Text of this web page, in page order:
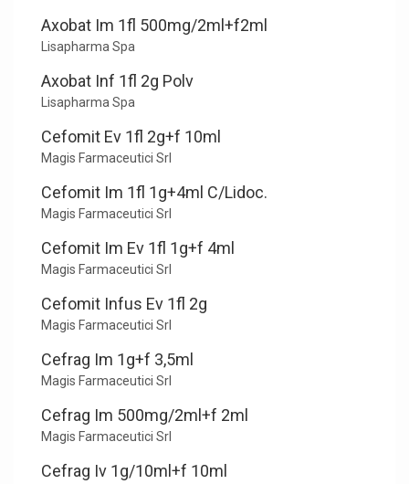
Axobat Im 1fl 500mg/2ml+f2ml
Lisapharma Spa
Axobat Inf 1fl 2g Polv
Lisapharma Spa
Cefomit Ev 1fl 2g+f 10ml
Magis Farmaceutici Srl
Cefomit Im 1fl 1g+4ml C/Lidoc.
Magis Farmaceutici Srl
Cefomit Im Ev 1fl 1g+f 4ml
Magis Farmaceutici Srl
Cefomit Infus Ev 1fl 2g
Magis Farmaceutici Srl
Cefrag Im 1g+f 3,5ml
Magis Farmaceutici Srl
Cefrag Im 500mg/2ml+f 2ml
Magis Farmaceutici Srl
Cefrag Iv 1g/10ml+f 10ml